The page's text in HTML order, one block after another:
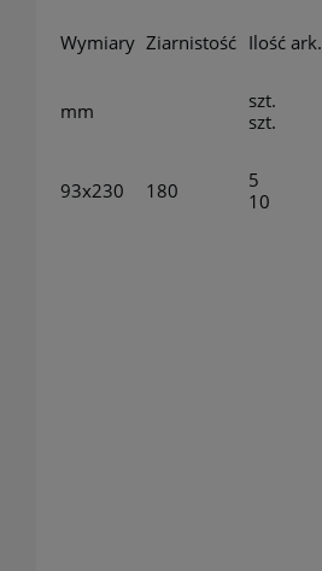
Wymiary Ziarnistość Ilość ark.
mm
szt.
szt.
93x230 180
5
10